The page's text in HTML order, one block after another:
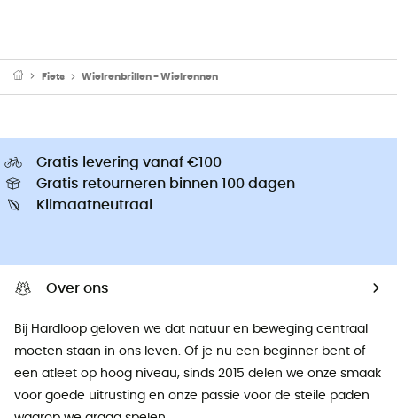
Fiets Wielrenbrillen - Wielrennen
Gratis levering vanaf €100
Gratis retourneren binnen 100 dagen
Klimaatneutraal
Over ons
Bij Hardloop geloven we dat natuur en beweging centraal
moeten staan ​​in ons leven. Of je nu een beginner bent of
een atleet op hoog niveau, sinds 2015 delen we onze smaak
voor goede uitrusting en onze passie voor de steile paden